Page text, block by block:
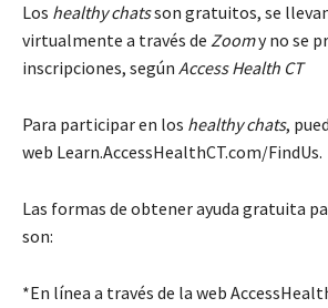
Los healthy chatsson gratuitos, se
virtualmente a través de Zoomy no se
inscripciones, según Access Health CT
Para participar en los healthy chats,
web Learn.AccessHealthCT.com/FindUs.
Las formas de obtener ayuda gratuita
son:
*En línea a través de la web